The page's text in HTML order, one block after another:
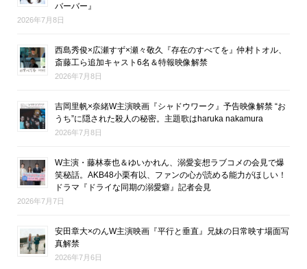
バーバー』
2026年7月8日
西島秀俊×広瀬すず×瀬々敬久『存在のすべてを』仲村トオル、
斎藤工ら追加キャスト6名＆特報映像解禁
2026年7月8日
吉岡里帆×奈緒W主演映画『シャドウワーク』予告映像解禁 “お
うち”に隠された殺人の秘密。主題歌はharuka nakamura
2026年7月8日
W主演・藤林泰也＆ゆいかれん、溺愛妄想ラブコメの会見で爆
笑秘話。AKB48小栗有以、ファンの心が読める能力がほしい！
ドラマ『ドライな同期の溺愛癖』記者会見
2026年7月7日
安田章大×のんW主演映画『平行と垂直』兄妹の日常映す場面写
真解禁
2026年7月6日